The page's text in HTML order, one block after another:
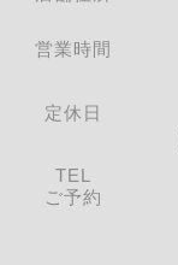
営業時間
定休日
TEL
ご予約